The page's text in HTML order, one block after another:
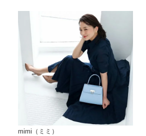
mimi（ミミ）